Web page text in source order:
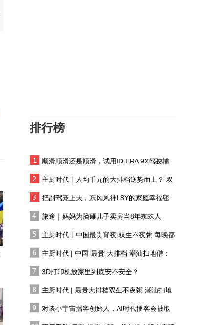
产业发展开新局｜老区铜
10亿美金“赎身”？现代掌
代
突破60%成主流
小米错峰入局增程，瞄准
露营野餐需求，新玩法能
交付量首破十万，零跑性
读
伊朗战争对美日的冲击
排行榜
顺滑顺滑还是顺滑，试用ID.ERA 9X驾驶辅
主厨时代丨人均千元的大排档逆势而上？ 双
把副驾宠上天，东风风神L8Y的家庭幸福密
旅途｜妈妈为脑瘫儿子卖房当8年蜘蛛人
主厨时代丨中国最贵宵夜:双生不夜粥 每晚都
主厨时代 | 中国”最贵“大排档 潮汕扫地僧：
3D打印机放家里到底安不安全？
主厨时代 | 最贵大排档双生不夜粥 潮汕扫地
对谈小宇宙播客创始人，AI时代播客会被取